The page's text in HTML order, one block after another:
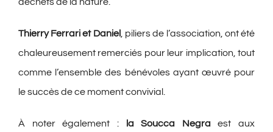
déchets de la nature.
Thierry Ferrari et Daniel, piliers de l’association, ont été
chaleureusement remerciés pour leur implication, tout
comme l’ensemble des bénévoles ayant œuvré pour
le succès de ce moment convivial.
À noter également : la Soucca Negraest aux